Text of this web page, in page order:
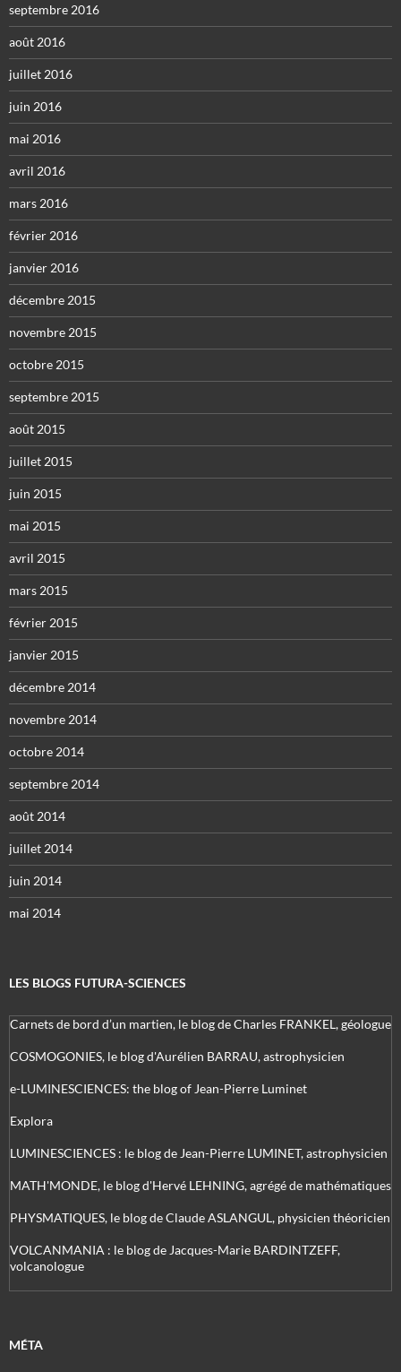
septembre 2016
août 2016
juillet 2016
juin 2016
mai 2016
avril 2016
mars 2016
février 2016
janvier 2016
décembre 2015
novembre 2015
octobre 2015
septembre 2015
août 2015
juillet 2015
juin 2015
mai 2015
avril 2015
mars 2015
février 2015
janvier 2015
décembre 2014
novembre 2014
octobre 2014
septembre 2014
août 2014
juillet 2014
juin 2014
mai 2014
LES BLOGS FUTURA-SCIENCES
Carnets de bord d’un martien, le blog de Charles FRANKEL, géologue
COSMOGONIES, le blog d'Aurélien BARRAU, astrophysicien
e-LUMINESCIENCES: the blog of Jean-Pierre Luminet
Explora
LUMINESCIENCES : le blog de Jean-Pierre LUMINET, astrophysicien
MATH'MONDE, le blog d'Hervé LEHNING, agrégé de mathématiques
PHYSMATIQUES, le blog de Claude ASLANGUL, physicien théoricien
VOLCANMANIA : le blog de Jacques-Marie BARDINTZEFF,
volcanologue
MÉTA